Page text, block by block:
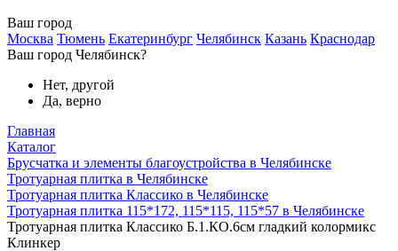
Ваш город
Москва Тюмень Екатеринбург Челябинск Казань Краснодар
Ваш город Челябинск?
Нет, другой
Да, верно
Главная
Каталог
Брусчатка и элементы благоустройства в Челябинске
Тротуарная плитка в Челябинске
Тротуарная плитка Классико в Челябинске
Тротуарная плитка 115*172, 115*115, 115*57 в Челябинске
Тротуарная плитка Классико Б.1.КО.6см гладкий колормикс
Клинкер